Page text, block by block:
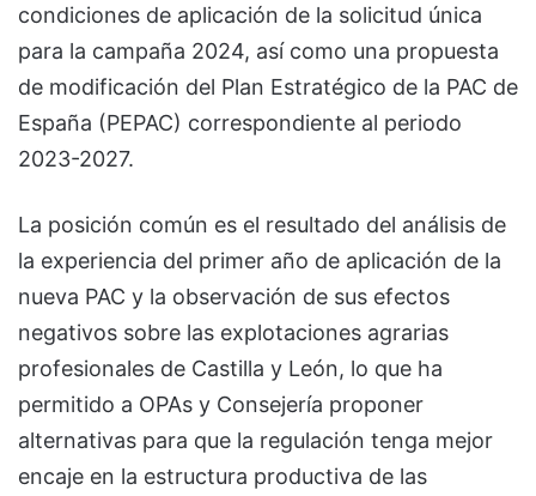
condiciones de aplicación de la solicitud única
para la campaña 2024, así como una propuesta
de modificación del Plan Estratégico de la PAC de
España (PEPAC) correspondiente al periodo
2023-2027.
La posición común es el resultado del análisis de
la experiencia del primer año de aplicación de la
nueva PAC y la observación de sus efectos
negativos sobre las explotaciones agrarias
profesionales de Castilla y León, lo que ha
permitido a OPAs y Consejería proponer
alternativas para que la regulación tenga mejor
encaje en la estructura productiva de las